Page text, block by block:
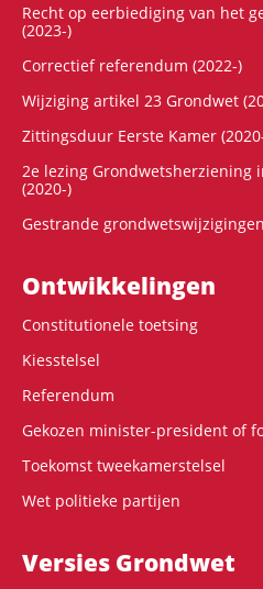
Recht op eerbiediging van het
(2023-)
Correctief referendum (2022-)
Wijziging artikel 23 Grondwet
Zittingsduur Eerste Kamer
2e lezing Grondwetsherziening
(2020-)
Gestrande
Ontwikke­lingen
Constitutionele toetsing
Kiesstelsel
Referendum
Gekozen minister-president of
Toekomst tweekamerstelsel
Wet politieke partijen
Versies Grondwet